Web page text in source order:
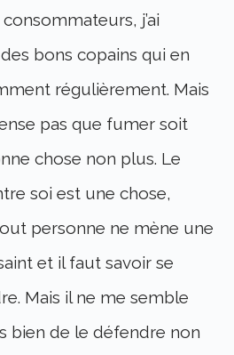
j’ai
bons copains qui en
régulièrement. Mais
pas que fumer soit
chose non plus. Le
soi est une chose,
personne ne mène une
et il faut savoir se
Mais il ne me semble
bien de le défendre non